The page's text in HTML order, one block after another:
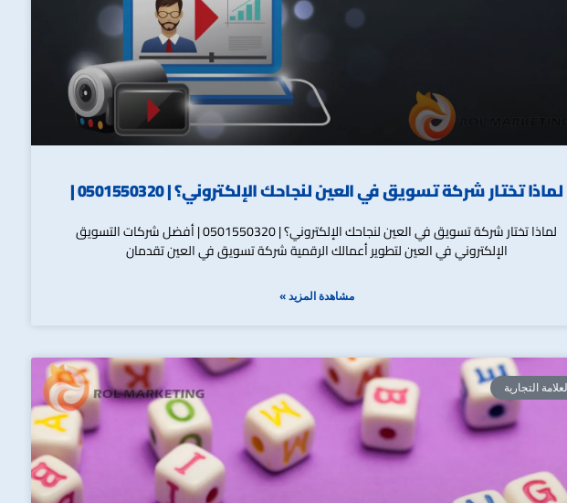
لماذا تختار شركة تسويق في العين لنجاحك الإلكتروني؟ | 0501550320 |
لماذا تختار شركة تسويق في العين لنجاحك الإلكتروني؟ | 0501550320 | أفضل شركات التسويق
الإلكتروني في العين لتطوير أعمالك الرقمية شركة تسويق في العين تقدمان
مشاهدة المزيد »
التجارية